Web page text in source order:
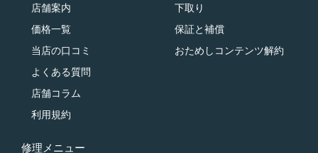
店舗案内
価格一覧
当店の口コミ
よくある質問
店舗コラム
利用規約
下取り
保証と補償
おためしコンテンツ解約
修理メニュー